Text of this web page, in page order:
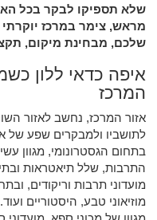
שלא תספיקו לבקר בכל
מראש, צימר במרכז
שלכם, מבחינת מיקום,
איפה כדאי ללון
המרכז
אזור המרכז, נחשב לאזור
לתושביו ולמבקרים שפע של
בתחום הגסטרונומי, מגוון
התרבות, שלל תיאטראות
מועדוני תרבות וריקודים,
מוזיאוני טבע, היסטוריים